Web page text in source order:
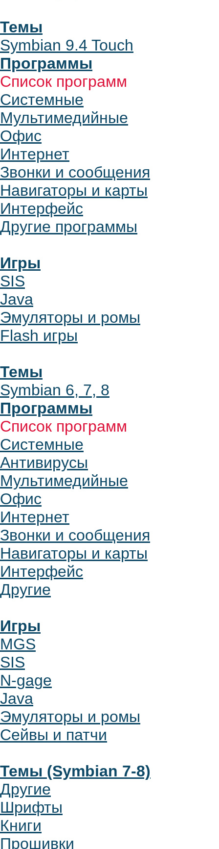
Темы
Symbian 9.4 Touch
Программы
Список программ
Системные
Мультимедийные
Офис
Интернет
Звонки и сообщения
Навигаторы и карты
Интерфейс
Другие программы
Игры
SIS
Java
Эмуляторы и ромы
Flash игры
Темы
Symbian 6, 7, 8
Программы
Список программ
Системные
Антивирусы
Мультимедийные
Офис
Интернет
Звонки и сообщения
Навигаторы и карты
Интерфейс
Другие
Игры
MGS
SIS
N-gage
Java
Эмуляторы и ромы
Сейвы и патчи
Темы (Symbian 7-8)
Другие
Шрифты
Книги
Прошивки